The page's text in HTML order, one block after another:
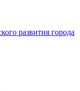
развития города